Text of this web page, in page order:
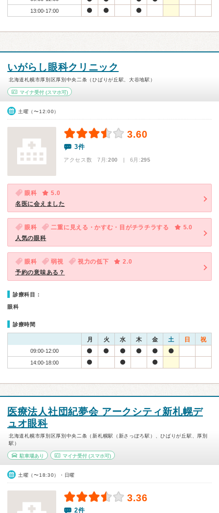
13:00-17:00
いがらし眼科クリニック
北海道札幌市厚別区厚別中央二条（ひばりが丘駅、大谷地駅）
マイナ受付 (スマホ可)
土曜（〜12:00）
3.60
3件
アクセス数 7月:200 | 6月:295
眼科
5.0
名医に会えました
眼科 二重に見える・かすむ・目がチラチラする
5.0
人気の眼科
眼科 弱視 視力の低下
2.0
予約の意味ある？
診療科目：
眼科
診療時間
月 火 水 木 金 土 日 祝
09:00-12:00
14:00-18:00
医療法人社団紀夢会 アークシティ新札幌デ
ュオ眼科
北海道札幌市厚別区厚別中央二条（新札幌駅（新さっぽろ駅）、ひばりが丘駅、厚別
駅）
駐車場あり マイナ受付(スマホ可)
土曜（〜18:30）・日曜
3.36
2件